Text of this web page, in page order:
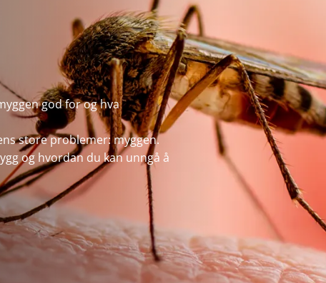
god for og hva
store problemer: myggen.
og hvordan du kan unngå å